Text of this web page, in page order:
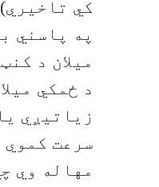
کي
په پاسني
میلان د
د ځمکي
زیاتیږي
سرعت کموي
مهاله وي